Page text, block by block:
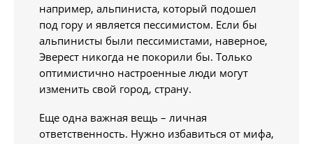
например, альпиниста, который подошел
под гору и является пессимистом. Если бы
альпинисты были пессимистами, наверное,
Эверест никогда не покорили бы. Только
оптимистично настроенные люди могут
изменить свой город, страну.
Еще одна важная вещь – личная
ответственность. Нужно избавиться от мифа,